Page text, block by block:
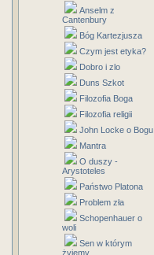
Anselm z
Cantenbury
Bóg Kartezjusza
Czym jest etyka?
Dobro i zlo
Duns Szkot
Filozofia Boga
Filozofia religii
John Locke o Bogu
Mantra
O duszy -
Arystoteles
Państwo Platona
Problem zła
Schopenhauer o
woli
Sen w którym
żyjemy